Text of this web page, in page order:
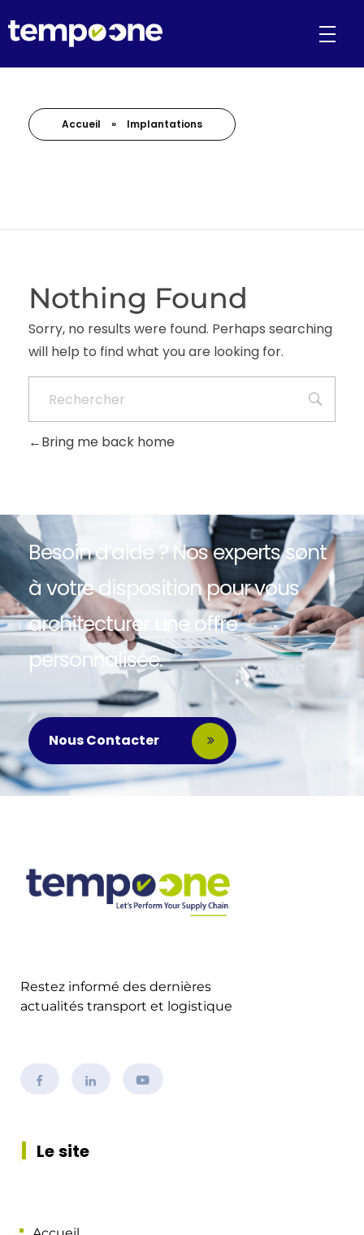
Accueil » Implantations
Nothing Found
Sorry, no results were found. Perhaps searching
will help to find what you are looking for.
Bring me back home
Besoin d’aide ? Nos experts sont
à votre disposition pour vous
architecturer une offre
personnalisée.
Nous Contacter
Restez informé des dernières
actualités transport et logistique
Le site